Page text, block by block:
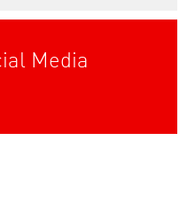
Media